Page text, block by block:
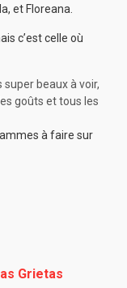
et Floreana.
c’est celle où
beaux à voir,
goûts et tous les
à faire sur
Grietas